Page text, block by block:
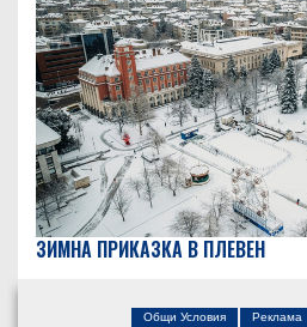
ЗИМНА ПРИКАЗКА В ПЛЕВЕН
Общи Условия Реклама